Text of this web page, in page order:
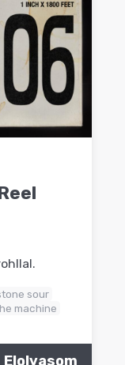
sour
machine
Elolvasom